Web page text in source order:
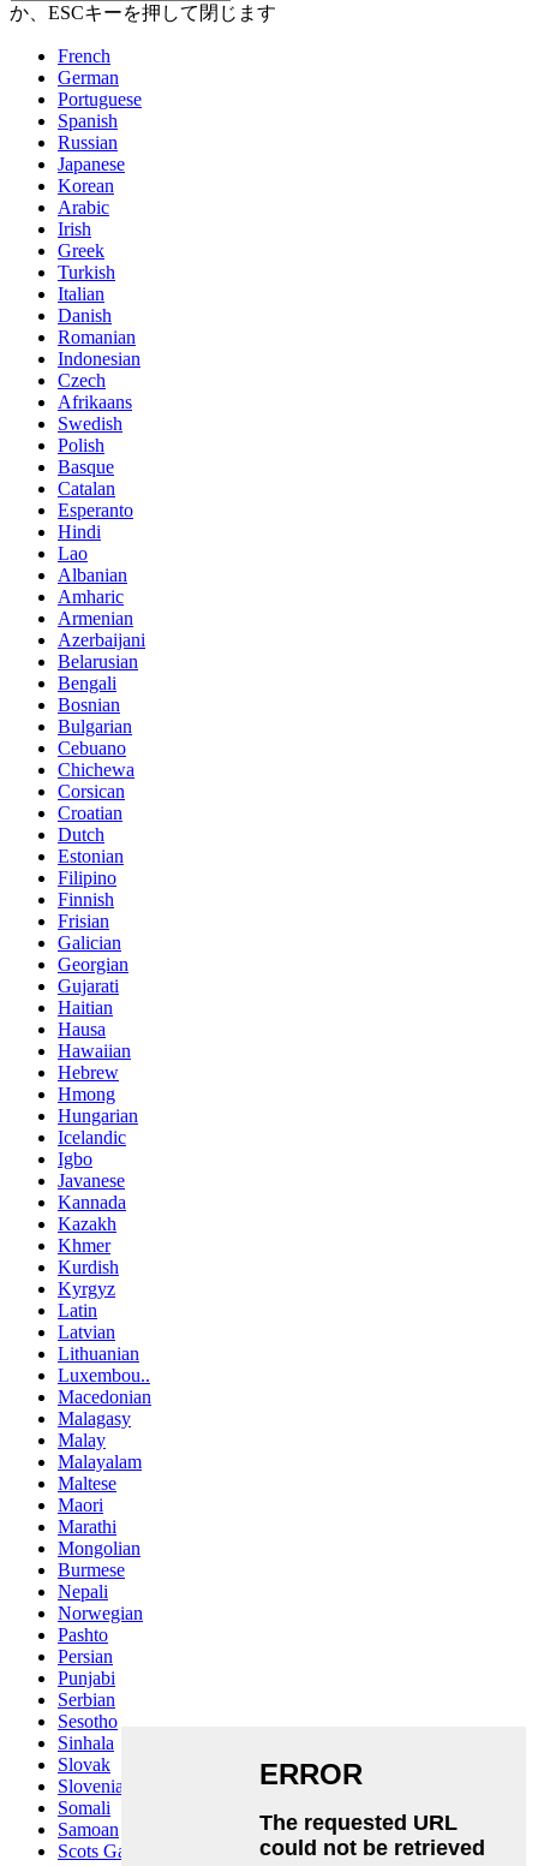
か、ESCキーを押して閉じます
French
German
Portuguese
Spanish
Russian
Japanese
Korean
Arabic
Irish
Greek
Turkish
Italian
Danish
Romanian
Indonesian
Czech
Afrikaans
Swedish
Polish
Basque
Catalan
Esperanto
Hindi
Lao
Albanian
Amharic
Armenian
Azerbaijani
Belarusian
Bengali
Bosnian
Bulgarian
Cebuano
Chichewa
Corsican
Croatian
Dutch
Estonian
Filipino
Finnish
Frisian
Galician
Georgian
Gujarati
Haitian
Hausa
Hawaiian
Hebrew
Hmong
Hungarian
Icelandic
Igbo
Javanese
Kannada
Kazakh
Khmer
Kurdish
Kyrgyz
Latin
Latvian
Lithuanian
Luxembou..
Macedonian
Malagasy
Malay
Malayalam
Maltese
Maori
Marathi
Mongolian
Burmese
Nepali
Norwegian
Pashto
Persian
Punjabi
Serbian
Sesotho
Sinhala
Slovak
Slovenian
Somali
Samoan
Scots Gaelic